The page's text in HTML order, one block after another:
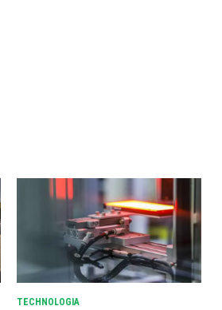
TECHNOLOGIA